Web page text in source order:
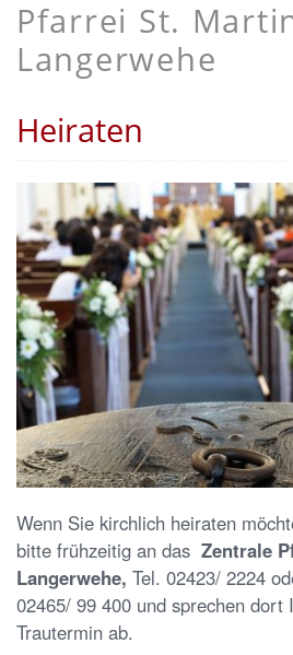
Pfarrei St.
Langerwehe
Heiraten
Wenn Sie kirchlich heiraten
bitte frühzeitig an das Zentrale
Langerwehe, Tel. 02423/ 2224
02465/ 99 400 und sprechen dort
Trautermin ab.